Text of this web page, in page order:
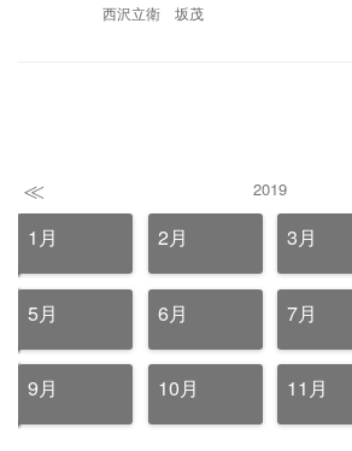
西沢立衛 坂茂
≪ 2019
1月 2月 3月
5月 6月 7月
9月 10月 11月